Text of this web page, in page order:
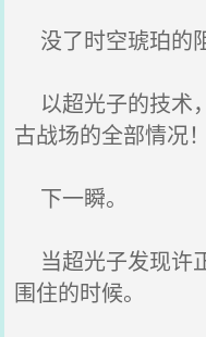
没了时空琥珀的
以超光子的技术
古战场的全部情况！
下一瞬。
当超光子发现许
围住的时候。